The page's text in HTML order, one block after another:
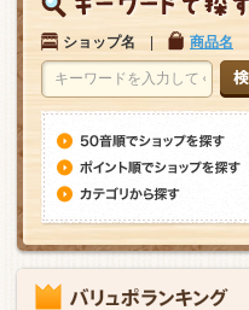
ショップ名 | 商品名